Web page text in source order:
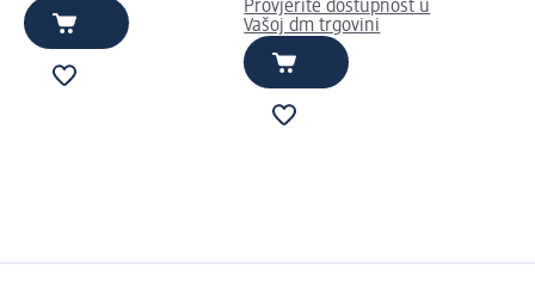
Provjerite dostupnost u
Vašoj dm trgovini